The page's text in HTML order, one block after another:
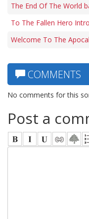
The End Of The World
To The Fallen Hero
Welcome To The
COMMENTS
No comments for this
Post a